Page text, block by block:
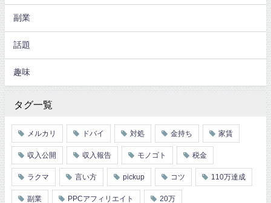
副業
話題
趣味
タグ一覧
メルカリ ドバイ 対処 金持ち 家賃
収入公開 収入報告 モノゴト 税金
ラクマ 言い方 pickup コツ 110万達成
副業 PPCアフィリエイト 20万